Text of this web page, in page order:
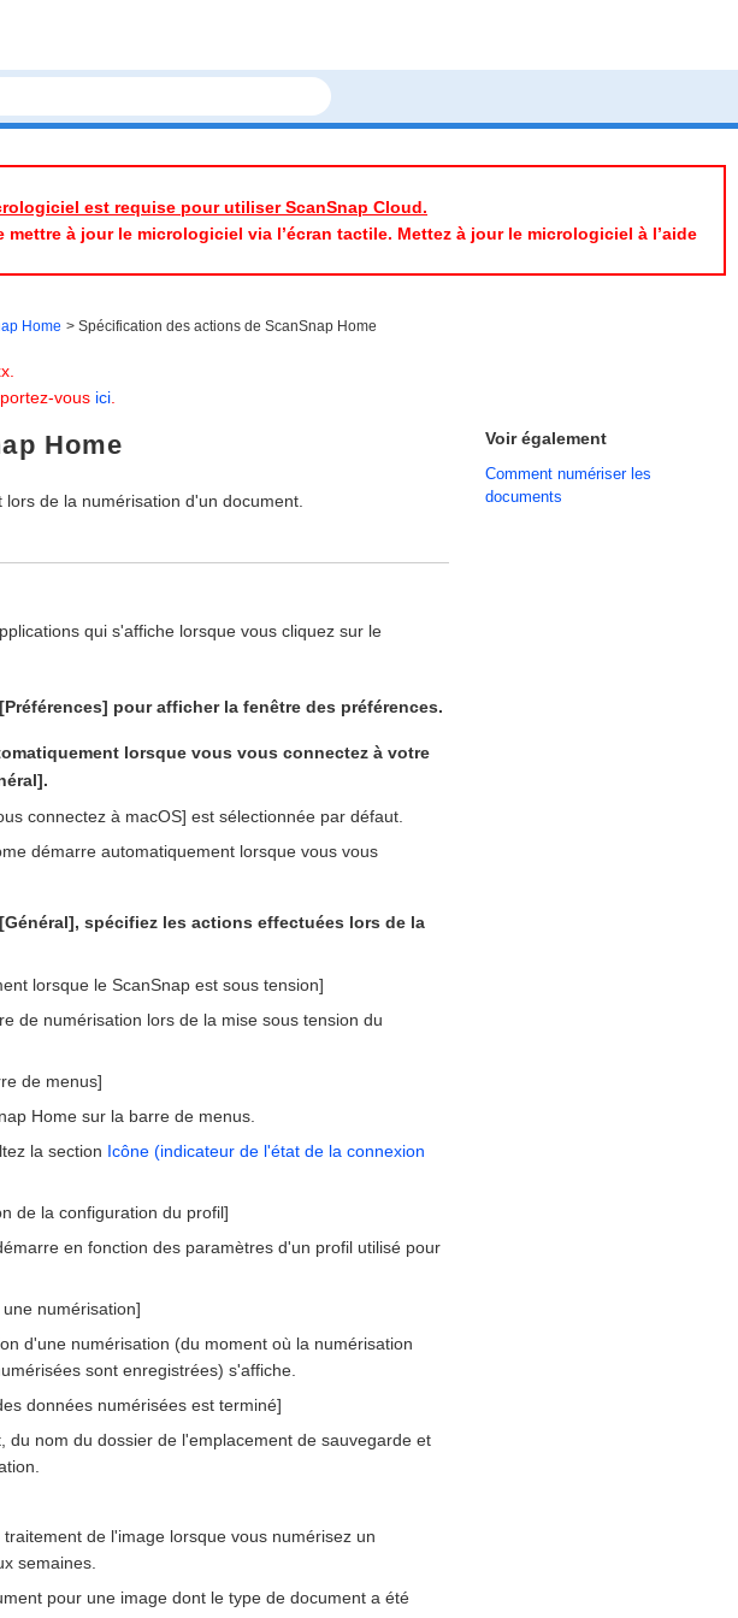
est requise pour utiliser ScanSnap Cloud.
mettre à jour le micrologiciel via l’écran tactile. Mettez à jour le micrologiciel à l’aide
Home Spécification des actions de ScanSnap Home
vous ici
Home
de la numérisation d'un document.
qui s'affiche lorsque vous cliquez sur le
[Préférences] pour afficher la fenêtre des préférences.
lorsque vous vous connectez à votre
connectez à macOS] est sélectionnée par défaut.
démarre automatiquement lorsque vous vous
spécifiez les actions effectuées lors de la
lorsque le ScanSnap est sous tension]
de numérisation lors de la mise sous tension du
de menus]
Home sur la barre de menus.
la section Icône (indicateur de l'état de la connexion
de la configuration du profil]
en fonction des paramètres d'un profil utilisé pour
numérisation]
d'une numérisation (du moment où la numérisation
sont enregistrées) s'affiche.
données numérisées est terminé]
nom du dossier de l'emplacement de sauvegarde et
de l'image lorsque vous numérisez un
semaines.
pour une image dont le type de document a été
Voir également
Comment numériser les
documents